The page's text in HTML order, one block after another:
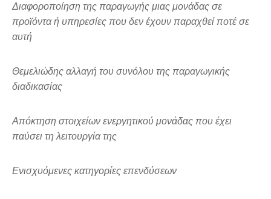
Διαφοροποίηση της παραγωγής μιας μονάδας σε
προϊόντα ή υπηρεσίες που δεν έχουν παραχθεί ποτέ σε
αυτή
Θεμελιώδης αλλαγή του συνόλου της παραγωγικής
διαδικασίας
Απόκτηση στοιχείων ενεργητικού μονάδας που έχει
παύσει τη λειτουργία της
Ενισχυόμενες κατηγορίες επενδύσεων